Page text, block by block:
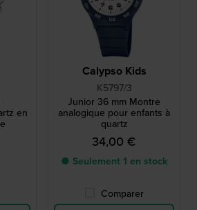
en
Calypso Kids
K5797/3
Junior 36 mm Montre
analogique pour enfants à
quartz
34,00 €
● Seulement 1 en stock
Comparer